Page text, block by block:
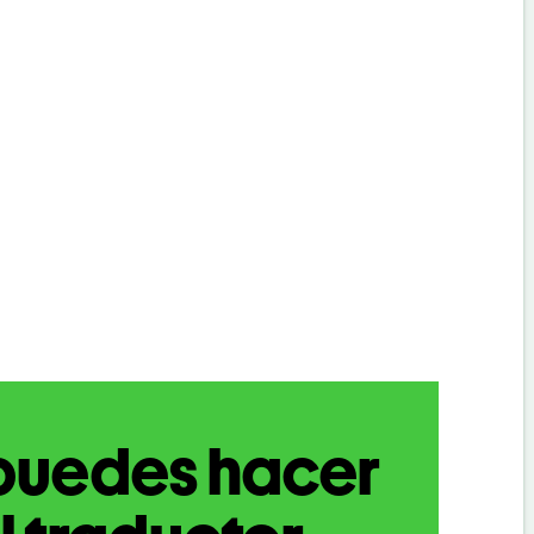
hacer